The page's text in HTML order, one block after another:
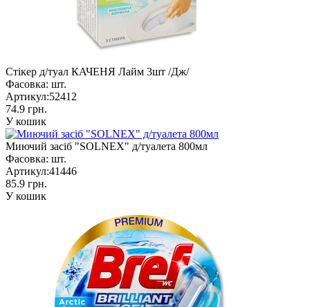
Стікер д/туал КАЧЕНЯ Лайм 3шт /Дж/
Фасовка: шт.
Артикул:52412
74.9 грн.
У кошик
Миючий засіб "SOLNEX" д/туалета 800мл
Фасовка: шт.
Артикул:41446
85.9 грн.
У кошик